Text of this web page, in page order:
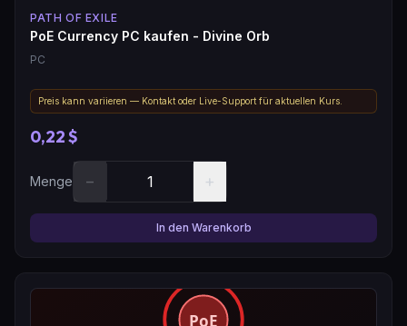
PATH OF EXILE
PoE Currency PC kaufen - Divine Orb
PC
Preis kann variieren — Kontakt oder Live-Support für aktuellen Kurs.
0,22 $
Menge − +
In den Warenkorb